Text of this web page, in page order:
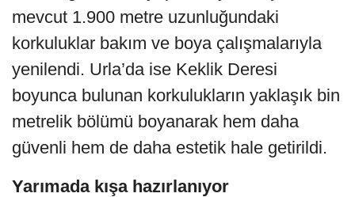
mevcut 1.900 metre uzunluğundaki
korkuluklar bakım ve boya çalışmalarıyla
yenilendi. Urla’da ise Keklik Deresi
boyunca bulunan korkulukların yaklaşık bin
metrelik bölümü boyanarak hem daha
güvenli hem de daha estetik hale getirildi.
Yarımada kışa hazırlanıyor